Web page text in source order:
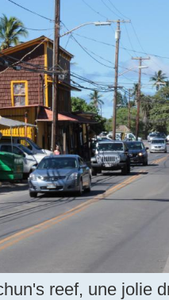
reef, une jolie